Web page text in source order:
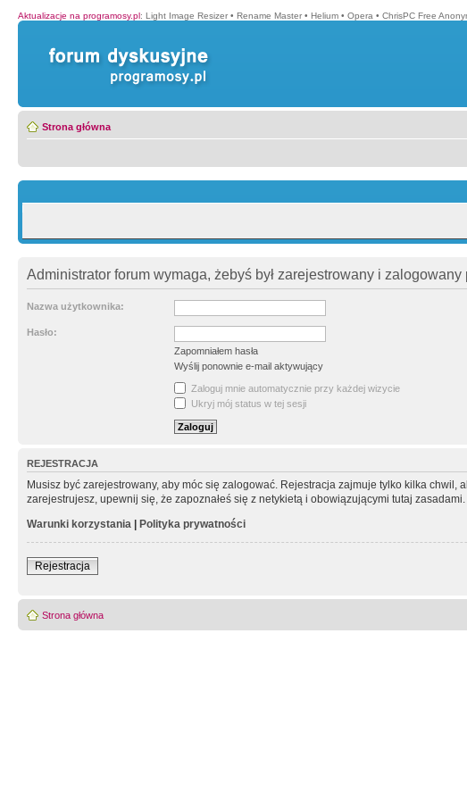
Aktualizacje na programosy.pl: Light Image Resizer • Rename Master • Helium • Opera • ChrisPC Free
Strona główna
Administrator forum wymaga, żebyś był zarejestrowany i
Nazwa użytkownika:
Hasło:
Zapomniałem hasła
Wyślij ponownie e-mail aktywujący
Zaloguj mnie automatycznie przy każdej wizycie
Ukryj mój status w tej sesji
REJESTRACJA
Musisz być zarejestrowany, aby móc się zalogować. Rejestracja zajmuje tylko kilka
zarejestrujesz, upewnij się, że zapoznałeś się z netykietą i obowiązującymi tutaj
Warunki korzystania | Polityka prywatności
Rejestracja
Strona główna